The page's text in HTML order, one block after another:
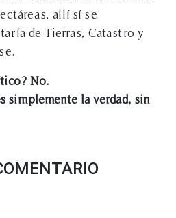
allí sí se
de Tierras, Catastro y
No.
simplemente la verdad, sin